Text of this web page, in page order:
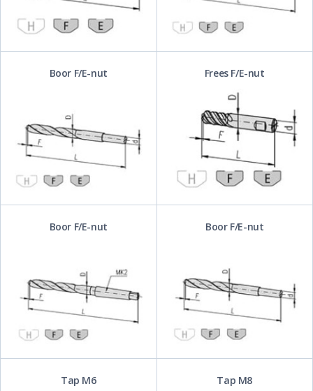
Boor F/E-nut Frees F/E-nut
Boor F/E-nut Boor F/E-nut
Tap M6 Tap M8